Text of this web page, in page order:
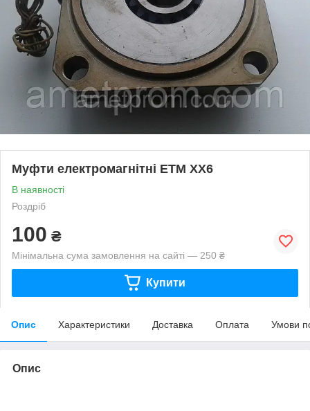
Муфти електромагнітні ЕТМ XX6
В наявності
Роздріб
100 ₴
Мінімальна сума замовлення на сайті — 250 ₴
Купити
Опис Характеристики Доставка Оплата Умови
Опис